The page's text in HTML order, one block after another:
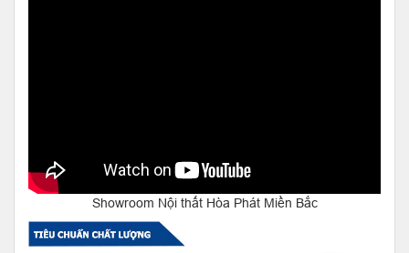
Showroom Nội thất Hòa Phát Miền Bắc